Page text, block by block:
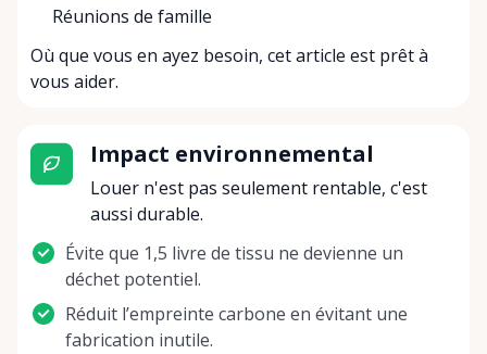
Réunions de famille
Où que vous en ayez besoin, cet article est prêt à
vous aider.
Impact environnemental
Louer n'est pas seulement rentable, c'est
aussi durable.
Évite que 1,5 livre de tissu ne devienne un
déchet potentiel.
Réduit l’empreinte carbone en évitant une
fabrication inutile.